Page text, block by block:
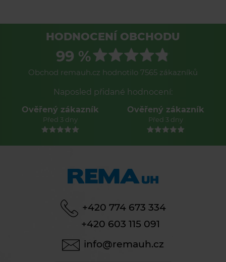
HODNOCENÍ OBCHODU
99 %
Obchod remauh.cz hodnotilo 7565 zákazníků
Naposled přidané hodnocení:
Ověřený zákazník
Před 3 dny
Ověřený zákazník
Před 3 dny
+420 774 673 334
+420 603 115 091
info@remauh.cz